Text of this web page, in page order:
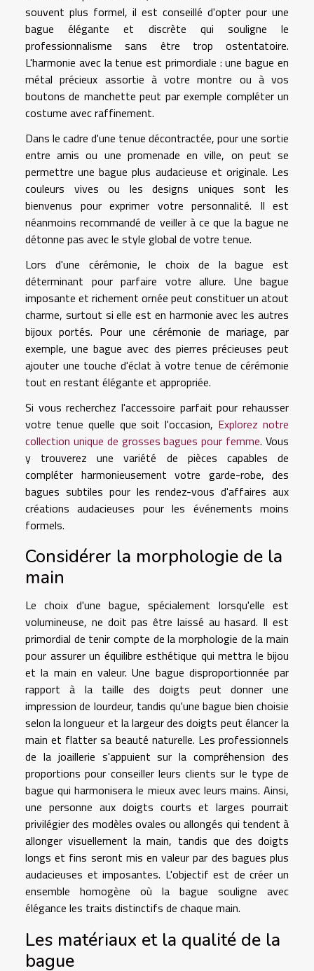
souvent plus formel, il est conseillé d'opter pour une
bague élégante et discrète qui souligne le
professionnalisme sans être trop ostentatoire.
L'harmonie avec la tenue est primordiale : une bague en
métal précieux assortie à votre montre ou à vos
boutons de manchette peut par exemple compléter un
costume avec raffinement.
Dans le cadre d'une tenue décontractée, pour une sortie
entre amis ou une promenade en ville, on peut se
permettre une bague plus audacieuse et originale. Les
couleurs vives ou les designs uniques sont les
bienvenus pour exprimer votre personnalité. Il est
néanmoins recommandé de veiller à ce que la bague ne
détonne pas avec le style global de votre tenue.
Lors d'une cérémonie, le choix de la bague est
déterminant pour parfaire votre allure. Une bague
imposante et richement ornée peut constituer un atout
charme, surtout si elle est en harmonie avec les autres
bijoux portés. Pour une cérémonie de mariage, par
exemple, une bague avec des pierres précieuses peut
ajouter une touche d'éclat à votre tenue de cérémonie
tout en restant élégante et appropriée.
Si vous recherchez l'accessoire parfait pour rehausser
votre tenue quelle que soit l'occasion, Explorez notre
collection unique de grosses bagues pour femme. Vous
y trouverez une variété de pièces capables de
compléter harmonieusement votre garde-robe, des
bagues subtiles pour les rendez-vous d'affaires aux
créations audacieuses pour les événements moins
formels.
Considérer la morphologie de la
main
Le choix d'une bague, spécialement lorsqu'elle est
volumineuse, ne doit pas être laissé au hasard. Il est
primordial de tenir compte de la morphologie de la main
pour assurer un équilibre esthétique qui mettra le bijou
et la main en valeur. Une bague disproportionnée par
rapport à la taille des doigts peut donner une
impression de lourdeur, tandis qu'une bague bien choisie
selon la longueur et la largeur des doigts peut élancer la
main et flatter sa beauté naturelle. Les professionnels
de la joaillerie s'appuient sur la compréhension des
proportions pour conseiller leurs clients sur le type de
bague qui harmonisera le mieux avec leurs mains. Ainsi,
une personne aux doigts courts et larges pourrait
privilégier des modèles ovales ou allongés qui tendent à
allonger visuellement la main, tandis que des doigts
longs et fins seront mis en valeur par des bagues plus
audacieuses et imposantes. L'objectif est de créer un
ensemble homogène où la bague souligne avec
élégance les traits distinctifs de chaque main.
Les matériaux et la qualité de la
bague